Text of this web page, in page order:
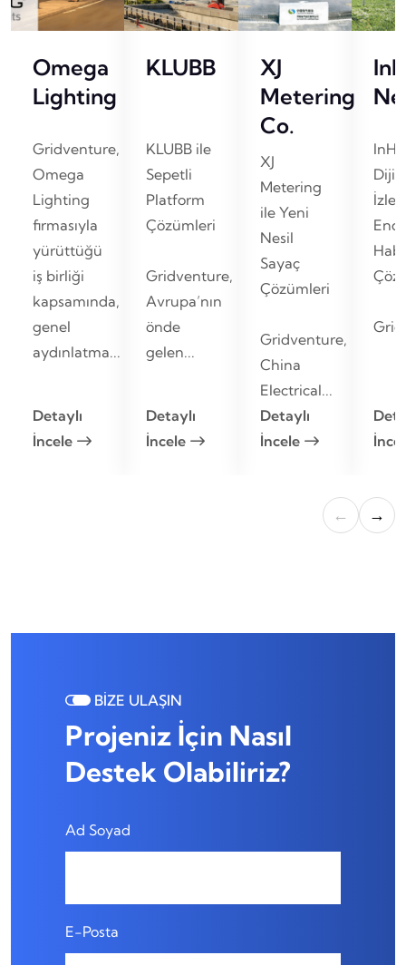
Omega
Lighting
Gridventure,
Omega
Lighting
firmasıyla
yürüttüğü
iş birliği
kapsamında,
genel
aydınlatma...
Detaylı
İncele
KLUBB
KLUBB ile
Sepetli
Platform
Çözümleri
Gridventure,
Avrupa’nın
önde
gelen...
Detaylı
İncele
XJ
Metering
Co.
XJ
Metering
ile Yeni
Nesil
Sayaç
Çözümleri
Gridventure,
China
Electrical...
Detaylı
İncele
← →
BİZE ULAŞIN
Projeniz İçin Nasıl
Destek Olabiliriz?
Ad Soyad
E-Posta